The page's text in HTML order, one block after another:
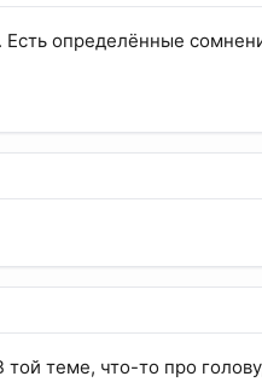
Есть определённые
теме, что-то про